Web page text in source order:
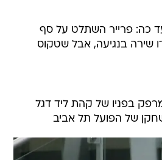
כה: פרייר השתלט על סף
שירה בנגיעה, אבל שטקוס
בפניו של קהת ליד דגל
של הפועל תל אביב